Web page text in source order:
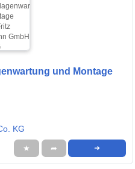
und Montage
KG
★ ➦ ➜